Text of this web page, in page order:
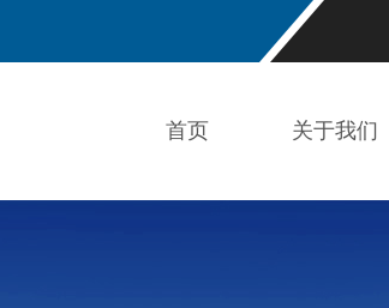
首页 关于我们